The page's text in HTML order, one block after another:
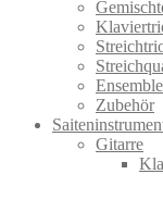
Ensemble
Zubehör
Gitarre